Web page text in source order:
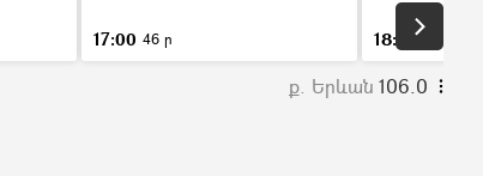
17:00 46 ր 18:00
ք. Երևան 106.0